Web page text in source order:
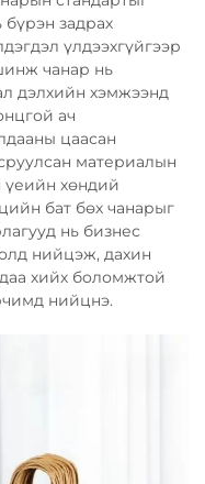
бүрэн задрах
үлдээхгүйгээр
чанар нь
дэлхийн хэмжээнд
ач
цаасан
материалын
үеийн хөндий
бат бөх чанарыг
нь бизнес
нийцэж, дахин
хийх боломжтой
нийцнэ.